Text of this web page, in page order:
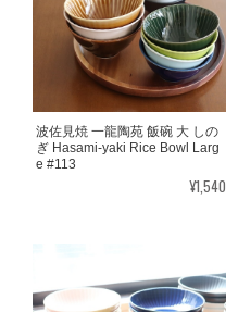
波佐見焼 一龍陶苑 飯碗 大 しの
ぎ Hasami-yaki Rice Bowl Larg
e #113
¥1,540